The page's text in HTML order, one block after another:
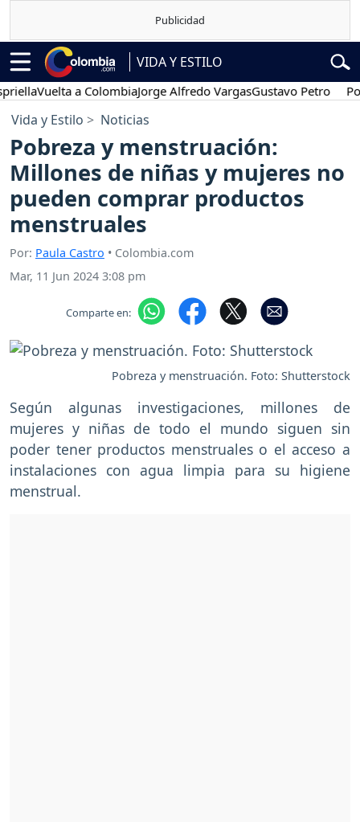
VIDA Y ESTILO
Vuelta a ColombiaJorge Alfredo VargasGustavo Petro
Vida y Estilo Noticias
Pobreza y menstruación:
Millones de niñas y mujeres no
pueden comprar productos
menstruales
Por: Paula Castro • Colombia.com
Mar, 11 Jun 2024 3:08 pm
Comparte en:
Pobreza y menstruación. Foto: Shutterstock
Según algunas investigaciones, millones de
mujeres y niñas de todo el mundo siguen sin
poder tener productos menstruales o el acceso a
instalaciones con agua limpia para su higiene
menstrual.